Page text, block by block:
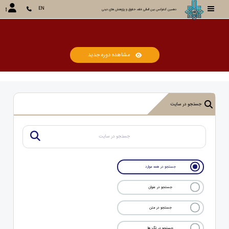
دهمین کنفرانس بین المللی فقه، حقوق و پژوهش های دینی EN
مشاهده دوره جدید
جستجو در سایت
جستجو در همه موارد
جستجو در عنوان
جستجو در متن